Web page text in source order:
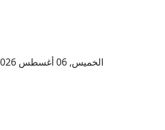
الخميس, 06 أغسطس 2026 – 23 صفر 1448 هـ